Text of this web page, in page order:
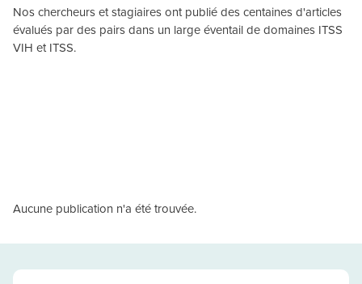
Nos chercheurs et stagiaires ont publié des centaines d'articles
évalués par des pairs dans un large éventail de domaines ITSS
VIH et ITSS.
Aucune publication n'a été trouvée.